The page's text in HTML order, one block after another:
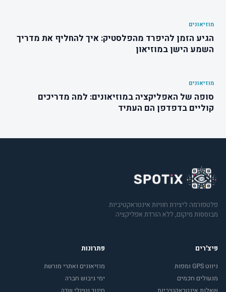
מוזיאונים
הגיע הזמן להיפרד מהפלסטיק: איך להחליף את מדריך
השמע הישן במוזיאון
מוזיאונים
סופה של האפליקציה במוזיאונים: למה מדריכים
קוליים בדפדפן הם העתיד
פלטפורמה ליצירת חוויות אינטראקטיביות
מבוססות מיקום, ללא הורדת אפליקציה
פיצ'רים
ניווט GPS ומפות
מנעולים חכמים
פתרונות
מוזיאונים ואתרי מורשת
ימי גיבוש חברה